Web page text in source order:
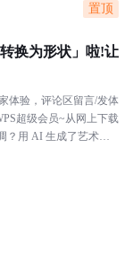
置顶
换为形状」啦!让
体验，评论区留言/发体
超级会员~从网上下载
用 AI 生成了艺术字 S